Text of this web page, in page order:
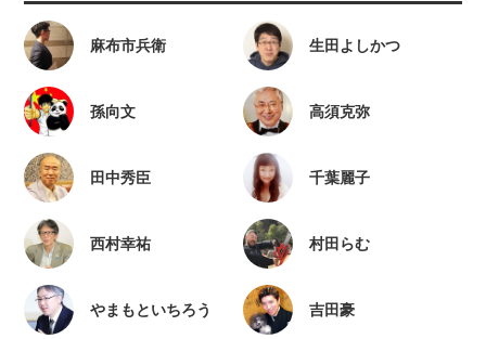
麻布市兵衛 生田よしかつ
孫向文 高須克弥
田中秀臣 千葉麗子
西村幸祐 村田らむ
やまもといちろう 吉田豪